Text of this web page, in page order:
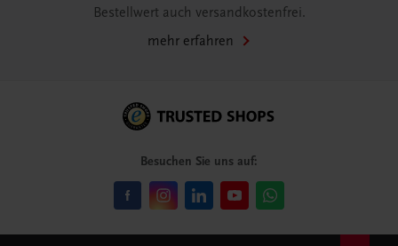
Bestellwert auch versandkostenfrei.
mehr erfahren
Besuchen Sie uns auf: